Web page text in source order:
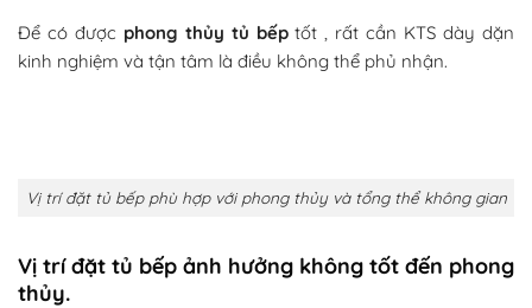
Để có được phong thủy tủ bếptốt , rất cần KTS dày dặn
kinh nghiệm và tận tâm là điều không thể phủ nhận.
Vị trí đặt tủ bếp phù hợp với phong thủy và tổng thể không gian
Vị trí đặt tủ bếp ảnh hưởng không tốt đến phong
thủy.